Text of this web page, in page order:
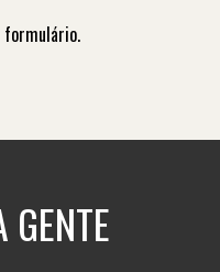
formulário.
GENTE